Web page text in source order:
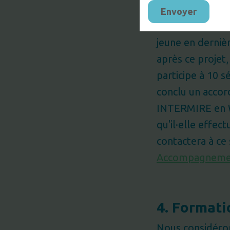
3. Prise en
jeune en
après ce
participe à 10
conclu un
INTERMIRE en
qu'il·elle
contactera à
4.